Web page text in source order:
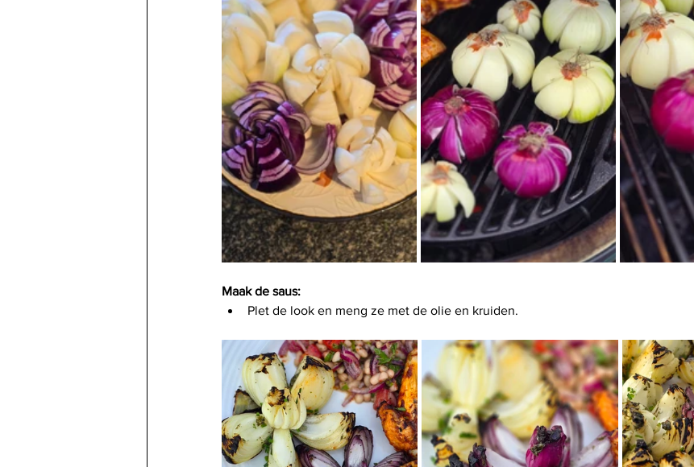
Maak de saus:
Plet de look en meng ze met de olie en kruiden.